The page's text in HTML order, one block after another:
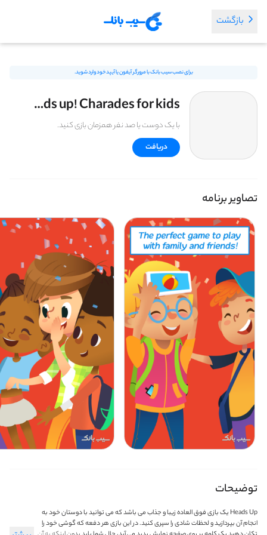
بازگشت
برای نصب سیب بانک با مرورگر آیفون یا آیپد خود وارد شوید.
Heads up! Charades for kids
با یک دوست یا صد نفر همزمان بازی کنید.
دریافت
تصاویر برنامه
توضیحات
Heads Up یک بازی فوق العاده زیبا و جذاب می باشد که می توانید با دوستان خود به
انجام آن بپردازید و لحظات شادی را سپری کنید. در این بازی هر دفعه که گوشی خود را